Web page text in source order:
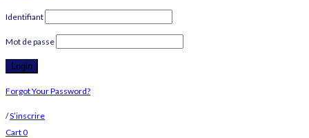
Identifiant
Mot de passe
Forgot Your Password?
/S’inscrire
Cart0